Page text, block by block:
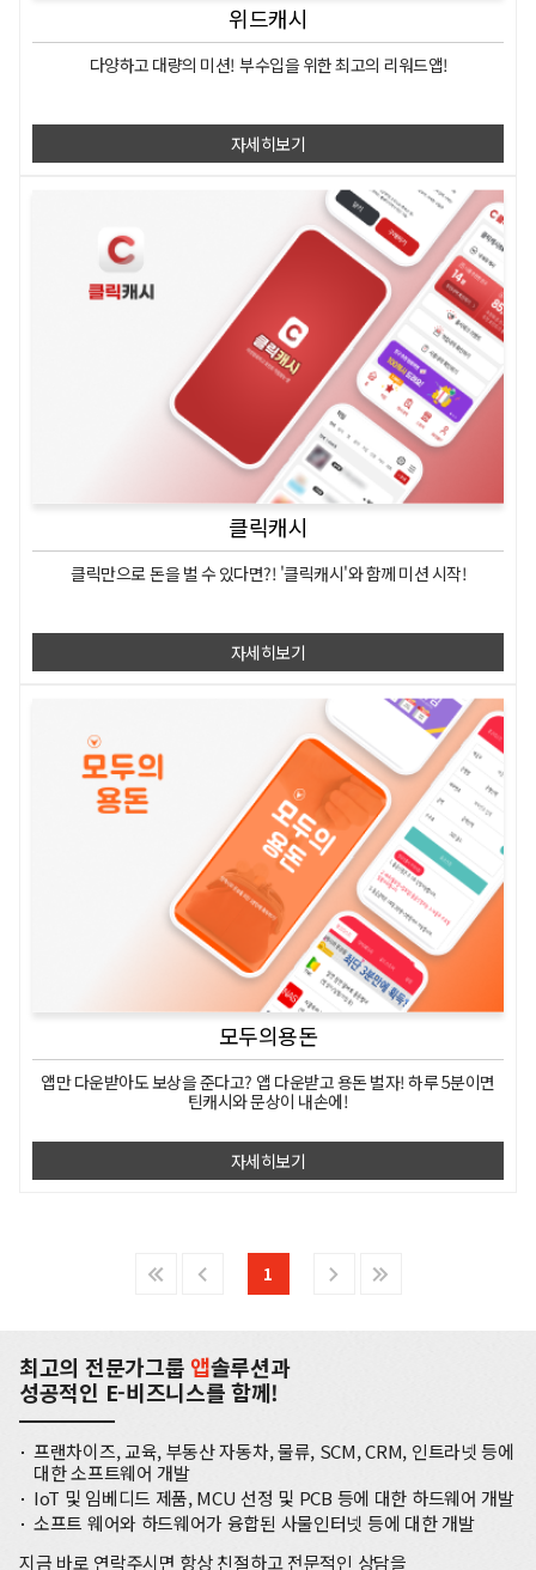
위드캐시
다양하고 대량의 미션! 부수입을 위한최고의 리워드앱!
자세히보기
클릭캐시
클릭만으로돈을 벌 수 있다면?! '클릭캐시'와 함께 미션 시작!
자세히보기
모두의용돈
앱만 다운받아도 보상을 준다고? 앱 다운받고 용돈 벌자! 하루 5분이면
틴캐시와 문상이 내손에!
자세히보기
1
최고의 전문가그룹앱솔루션과
성공적인 E-비즈니스를 함께!
프랜차이즈, 교육, 부동산 자동차, 물류, SCM, CRM, 인트라넷 등에
대한 소프트웨어 개발
IoT 및 임베디드 제품, MCU 선정 및 PCB 등에 대한 하드웨어 개발
소프트 웨어와 하드웨어가 융합된 사물인터넷 등에 대한 개발
지금 바로 연락주시면 항상 친절하고 전문적인 상담을